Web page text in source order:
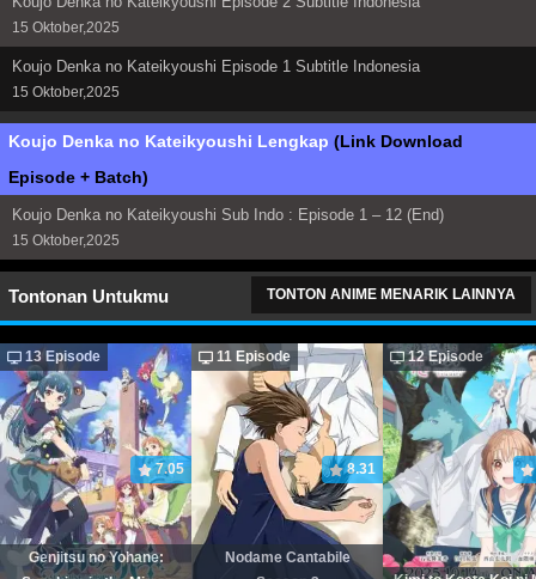
15 Oktober,2025
Koujo Denka no Kateikyoushi Episode 1 Subtitle Indonesia
15 Oktober,2025
Koujo Denka no Kateikyoushi Lengkap (Link Download
Episode + Batch)
Koujo Denka no Kateikyoushi Sub Indo : Episode 1 – 12 (End)
15 Oktober,2025
Tontonan Untukmu TONTON ANIME MENARIK LAINNYA
13 Episode
7.05
Genjitsu no Yohane:
11 Episode
8.31
Nodame Cantabile
12 Episode